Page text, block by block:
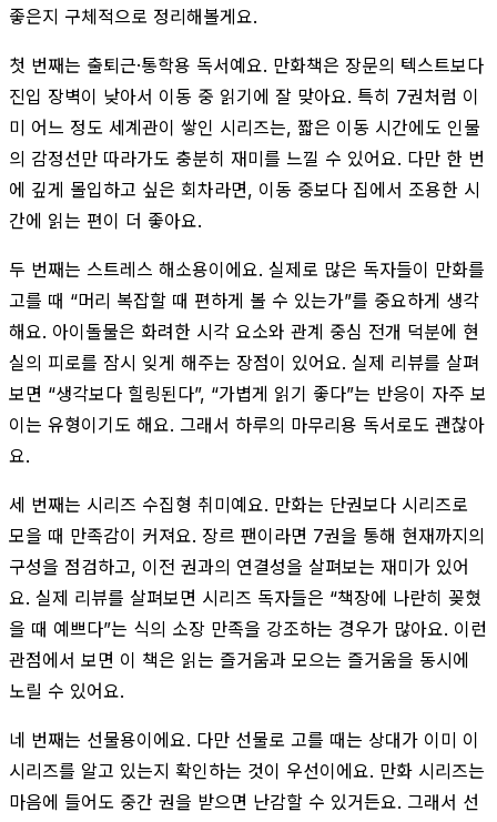
좋은지 구체적으로 정리해볼게요.
첫 번째는 출퇴근·통학용 독서예요. 만화책은 장문의 텍스트보다
진입 장벽이 낮아서 이동 중 읽기에 잘 맞아요. 특히 7권처럼 이
미 어느 정도 세계관이 쌓인 시리즈는, 짧은 이동 시간에도 인물
의 감정선만 따라가도 충분히 재미를 느낄 수 있어요. 다만 한 번
에 깊게 몰입하고 싶은 회차라면, 이동 중보다 집에서 조용한 시
간에 읽는 편이 더 좋아요.
두 번째는 스트레스 해소용이에요. 실제로 많은 독자들이 만화를
고를 때 “머리 복잡할 때 편하게 볼 수 있는가”를 중요하게 생각
해요. 아이돌물은 화려한 시각 요소와 관계 중심 전개 덕분에 현
실의 피로를 잠시 잊게 해주는 장점이 있어요. 실제 리뷰를 살펴
보면 “생각보다 힐링된다”, “가볍게 읽기 좋다”는 반응이 자주 보
이는 유형이기도 해요. 그래서 하루의 마무리용 독서로도 괜찮아
요.
세 번째는 시리즈 수집형 취미예요. 만화는 단권보다 시리즈로
모을 때 만족감이 커져요. 장르 팬이라면 7권을 통해 현재까지의
구성을 점검하고, 이전 권과의 연결성을 살펴보는 재미가 있어
요. 실제 리뷰를 살펴보면 시리즈 독자들은 “책장에 나란히 꽂혔
을 때 예쁘다”는 식의 소장 만족을 강조하는 경우가 많아요. 이런
관점에서 보면 이 책은 읽는 즐거움과 모으는 즐거움을 동시에
노릴 수 있어요.
네 번째는 선물용이에요. 다만 선물로 고를 때는 상대가 이미 이
시리즈를 알고 있는지 확인하는 것이 우선이에요. 만화 시리즈는
마음에 들어도 중간 권을 받으면 난감할 수 있거든요. 그래서 선